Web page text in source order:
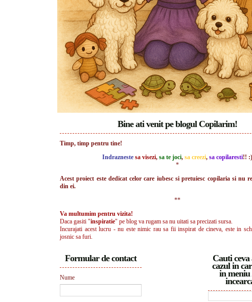
Bine ati venit pe blogul Copilarim!
Timp, timp pentru tine!
Indrazneste sa visezi, sa te joci, sa creezi, sa copilaresti!! :)
*
Acest proiect este dedicat celor care iubesc si pretuiesc copilaria si nu
din ei.
**
Va multumim pentru vizita!
Daca gasiti "inspiratie" pe blog va rugam sa nu uitati sa precizati sursa.
Incurajati acest lucru - nu este nimic rau sa fii inspirat de cineva, este in
josnic sa furi.
Cauti
cazul in
in meniu
Formular de contact
Nume